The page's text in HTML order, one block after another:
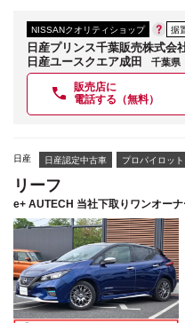
NISSANクオリティショップ 据
日産プリンス千葉販売株式会
日産ユースクエア成田
千葉県
販売店に
電話する（無料）
日産 日産認定中古車 プロパイロット
リーフ
e+ AUTECH 当社下取りワンオー